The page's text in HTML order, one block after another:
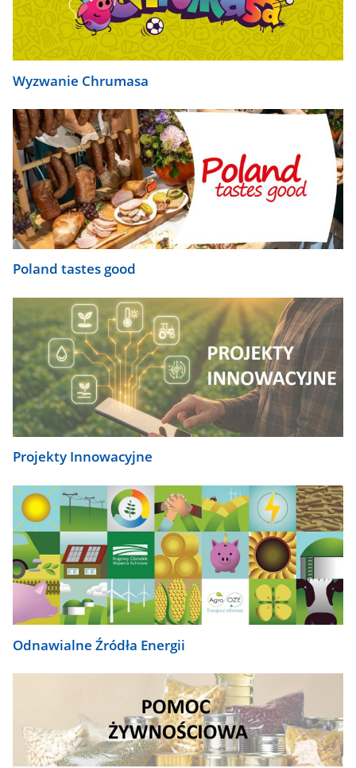
Wyzwanie Chrumasa
Poland tastes good
Projekty Innowacyjne
Odnawialne Źródła Energii